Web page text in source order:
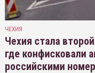
ЧЕХИЯ
Чехия стала
где конфисковали
российскими